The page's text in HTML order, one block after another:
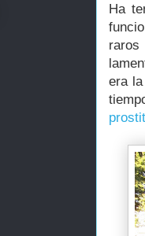
Ha
era